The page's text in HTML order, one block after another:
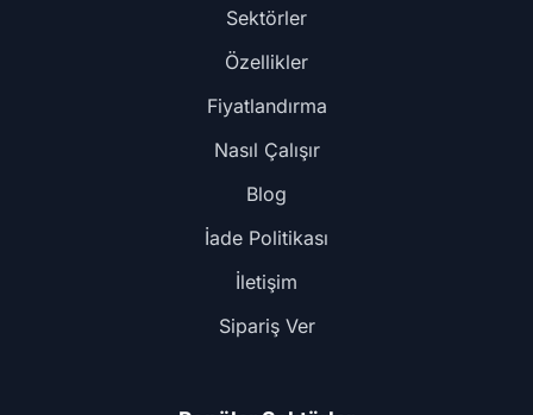
Sektörler
Özellikler
Fiyatlandırma
Nasıl Çalışır
Blog
İade Politikası
İletişim
Sipariş Ver